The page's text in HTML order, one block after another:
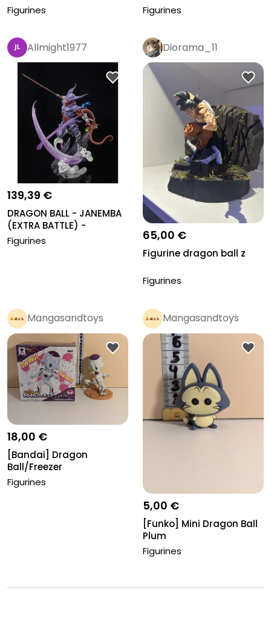
Figurines Figurines
Allmight1977
139,39 €
DRAGON BALL - JANEMBA
(EXTRA BATTLE) -
STATUETTE F...
Figurines
Diorama_11
65,00 €
Figurine dragon ball z
Figurines
Mangasandtoys
Pro
18,00 €
[Bandai] Dragon
Ball/Freezer
Figurines
Mangasandtoys
Pro
5,00 €
[Funko] Mini Dragon Ball
Plum
Figurines